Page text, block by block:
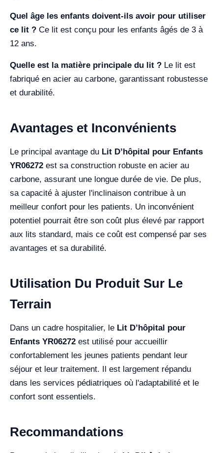
Quel âge les enfants doivent-ils avoir pour utiliser
ce lit ? Ce lit est conçu pour les enfants âgés de 3 à
12 ans.
Quelle est la matière principale du lit ? Le lit est
fabriqué en acier au carbone, garantissant robustesse
et durabilité.
Avantages et Inconvénients
Le principal avantage du Lit D’hôpital pour Enfants
YR06272 est sa construction robuste en acier au
carbone, assurant une longue durée de vie. De plus,
sa capacité à ajuster l'inclinaison contribue à un
meilleur confort pour les patients. Un inconvénient
potentiel pourrait être son coût plus élevé par rapport
aux lits standard, mais ce coût est compensé par ses
avantages et sa durabilité.
Utilisation Du Produit Sur Le
Terrain
Dans un cadre hospitalier, le Lit D’hôpital pour
Enfants YR06272 est utilisé pour accueillir
confortablement les jeunes patients pendant leur
séjour et leur traitement. Il est largement répandu
dans les services pédiatriques où l'adaptabilité et le
confort sont essentiels.
Recommandations